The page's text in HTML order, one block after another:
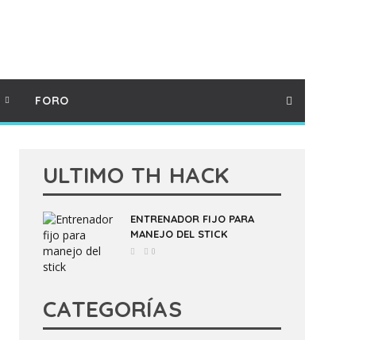
FORO
ULTIMO TH HACK
ENTRENADOR FIJO PARA
MANEJO DEL STICK
0
CATEGORÍAS